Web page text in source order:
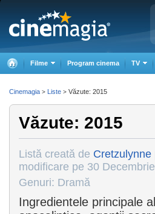
Filme Program cinema TV
Văzute: 2015
Listă creată de Cretzulynne
modificare pe 30
Genuri: Dramă
Ingredientele principale
Cinemagia > Liste > Văzute: 2015